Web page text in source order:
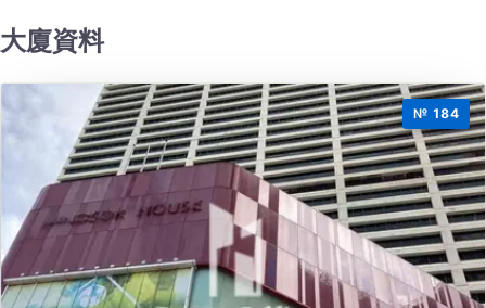
大廈資料
№ 184